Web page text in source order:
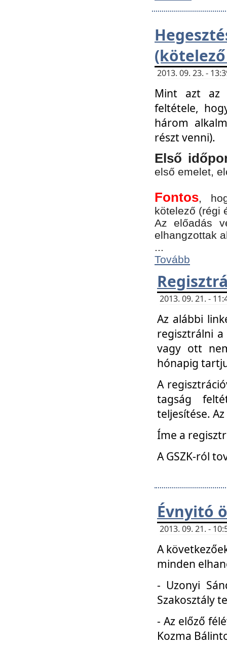
2013. 09. 23. -
Mint azt az
feltétele,
három
részt venni).
Első
első emelet,
Fontos,
kötelező (régi
Az előadás
elhangzottak
...
Tovább
2013. 09. 21. -
Az alábbi
regisztrálni
vagy ott
hónapig
A
tagság
teljesítése.
Íme a
A GSZK-ról
Évnyitó
2013. 09. 21. -
A
minden
- Uzonyi
Szakosztály
- Az előző
Kozma